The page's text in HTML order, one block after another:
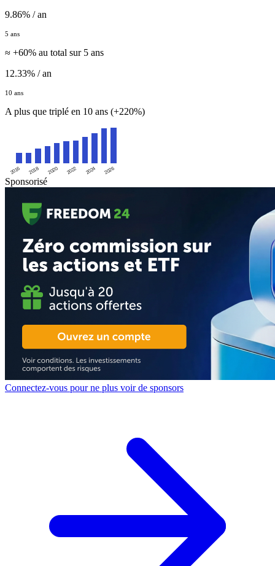
9.86% / an
5 ans
≈ +60% au total sur 5 ans
12.33% / an
10 ans
A plus que triplé en 10 ans (+220%)
2016 2018 2020 2022 2024 2026
Sponsorisé
Connectez-vous pour ne plus voir de sponsors